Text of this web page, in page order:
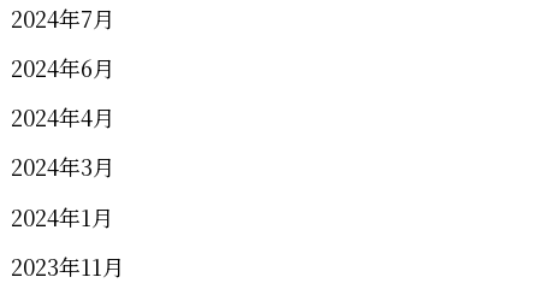
2024年7月
2024年6月
2024年4月
2024年3月
2024年1月
2023年11月